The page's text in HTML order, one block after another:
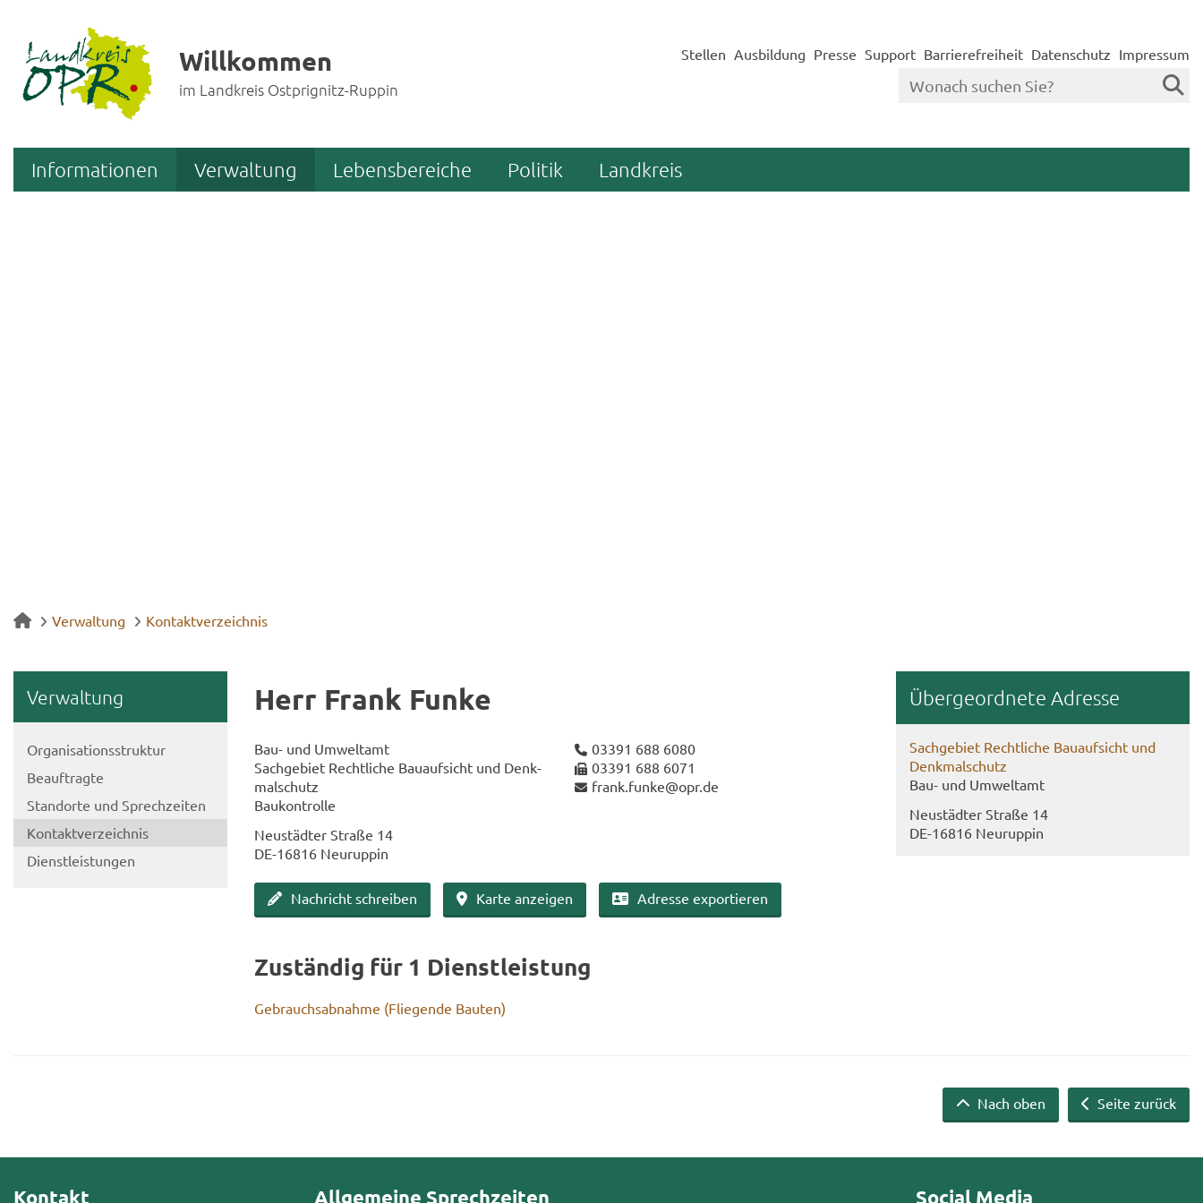
Willkommen
im Landkreis Ostprignitz-Ruppin
Stellen Ausbildung Presse Support Barrierefreiheit Datenschutz Impressum
Informationen Verwaltung Lebensbereiche Politik Landkreis
Verwaltung Kontaktverzeichnis
Ver­wal­tung
Or­ga­ni­sa­ti­ons­struk­tur
Be­auf­trag­te
Stand­or­te und Sprech­zei­ten
Kon­takt­ver­zeich­nis
Dienst­leis­tun­gen
Herr Frank Funke
Bau- und Um­welt­amt
Sach­ge­biet Recht­li­che Bau­auf­sicht und Denk­
mal­schutz
Bau­kon­trol­le
Neu­städ­ter Stra­ße 14
DE-​16816 Neu­rup­pin
03391 688 6080
03391 688 6071
frank.funke@opr.de
Nach­richt schrei­ben Karte an­zei­gen Adres­se ex­por­tie­ren
Zu­stän­dig für 1 Dienst­leis­tung
Ge­brauchs­ab­nah­me (Flie­gen­de Bau­ten)
Über­ge­ord­ne­te Adres­se
Sach­ge­biet Recht­li­che Bau­auf­sicht und
Denk­mal­schutz
Bau- und Um­welt­amt
Neu­städ­ter Stra­ße 14
DE-​16816 Neu­rup­pin
Seite zurück
Nach oben
Kontakt Allgemeine Sprechzeiten Social Media